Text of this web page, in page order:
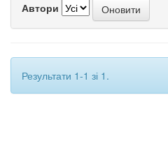
Автори
Результати 1-1 зі 1.